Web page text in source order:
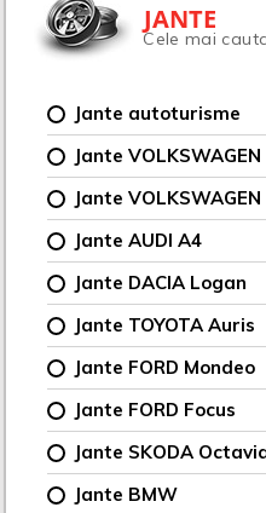
JANTE
Cele mai
Jante autoturisme
Jante
Jante
Jante AUDI A4
Jante DACIA Logan
Jante TOYOTA Auris
Jante FORD Mondeo
Jante FORD Focus
Jante SKODA
Jante BMW